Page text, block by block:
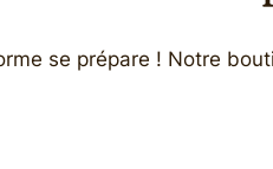
se prépare ! Notre